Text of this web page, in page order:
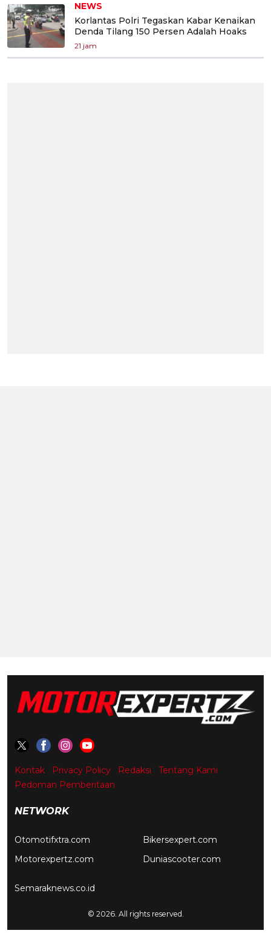
NEWS
Korlantas Polri Tegaskan Kabar Kenaikan
Denda Tilang 150 Persen Adalah Hoaks
21 jam
Kontak Privacy Policy Redaksi
Tentang Kami
Pedoman Pemberitaan
NETWORK
Otomotifxtra.com
Motorexpertz.com
Bikersexpert.com
Duniascooter.com
Semaraknews.co.id
© 2026. All rights reserved.